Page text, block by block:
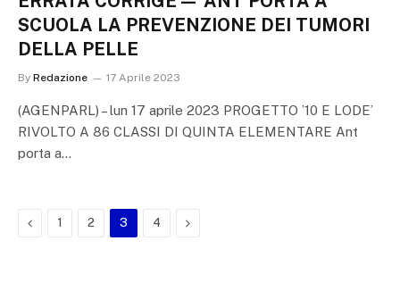
SCUOLA LA PREVENZIONE DEI TUMORI
DELLA PELLE
By Redazione 17 Aprile 2023
(AGENPARL) – lun 17 aprile 2023 PROGETTO ’10 E LODE’
RIVOLTO A 86 CLASSI DI QUINTA ELEMENTARE Ant
porta a…
Previous
1 2 3 4 Next